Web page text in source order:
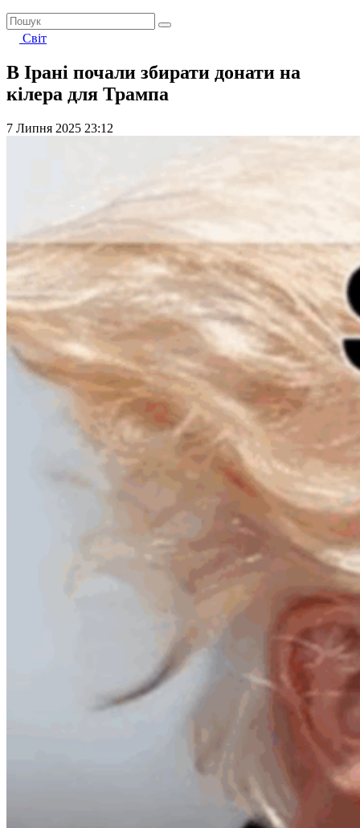
Світ
В Ірані почали збирати донати на
кілера для Трампа
7 Липня 2025 23:12